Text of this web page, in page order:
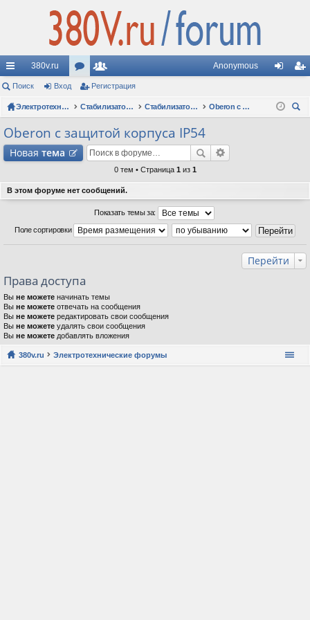
с
ы
лк
380v.ru
ор
ум
ол
ьз
ат
и
Anonymous
д ис
Поиск Вход Регистрация
Электротехнические форумы Стабилизаторы напряжения Стабилизаторы Oberon: вопросы по моделям
Oberon с защитой корпуса IP54
Oberon с защитой корпуса IP54
Новая тема
0 тем • Страница 1 из 1
В этом форуме нет сообщений.
Показать темы за:
Поле сортировки
Перейти
Права доступа
Вы не можете начинать темы
Вы не можете отвечать на сообщения
Вы не можете редактировать свои сообщения
Вы не можете удалять свои сообщения
Вы не можете добавлять вложения
380v.ru Электротехнические форумы